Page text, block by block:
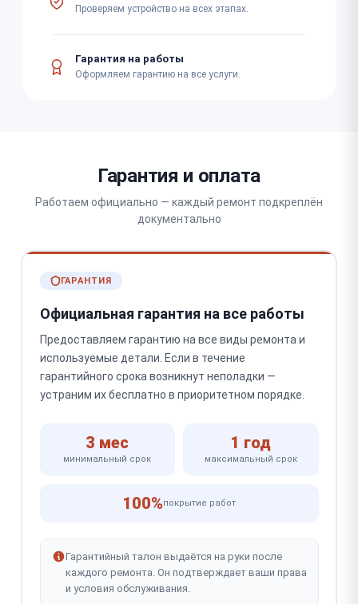
Проверяем устройство на всех этапах.
Гарантия на работы
Оформляем гарантию на все услуги.
Гарантия и оплата
Работаем официально — каждый ремонт подкреплён
документально
ГАРАНТИЯ
Официальная гарантия на все работы
Предоставляем гарантию на все виды ремонта и
используемые детали. Если в течение
гарантийного срока возникнут неполадки —
устраним их бесплатно в приоритетном порядке.
3 мес
минимальный срок
1 год
максимальный срок
100%покрытие работ
Гарантийный талон выдаётся на руки после
каждого ремонта. Он подтверждает ваши права
и условия обслуживания.